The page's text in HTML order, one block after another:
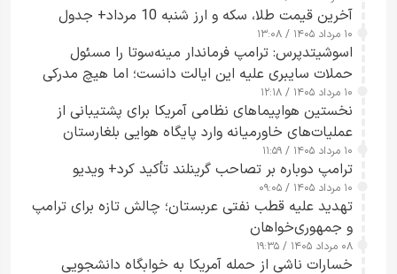
آخرین قیمت طلا، سکه و ارز شنبه 10 مرداد+ جدول
۱۰ مرداد ۱۴۰۵ / ۱۳:۰۸
اسوشیتدپرس: ترامپ فرماندار مینه‌سوتا را مسئول
حملات سایبری علیه این ایالت دانست؛ اما هیچ مدرکی
ارائه نکرد
۱۰ مرداد ۱۴۰۵ / ۱۲:۱۸
نخستین هواپیماهای نظامی آمریکا برای پشتیبانی از
عملیات‌های خاورمیانه وارد پایگاه هوایی بلغارستان
شدند
۱۰ مرداد ۱۴۰۵ / ۱۱:۵۹
ترامپ دوباره بر تصاحب گرینلند تأکید کرد+ ویدیو
۱۰ مرداد ۱۴۰۵ / ۰۹:۰۵
تهدید علیه قطب نفتی عربستان؛ چالش تازه برای ترامپ
و جمهوری‌خواهان
۰۸ مرداد ۱۴۰۵ / ۱۹:۳۵
خسارات ناشی از حمله آمریکا به خوابگاه دانشجویی